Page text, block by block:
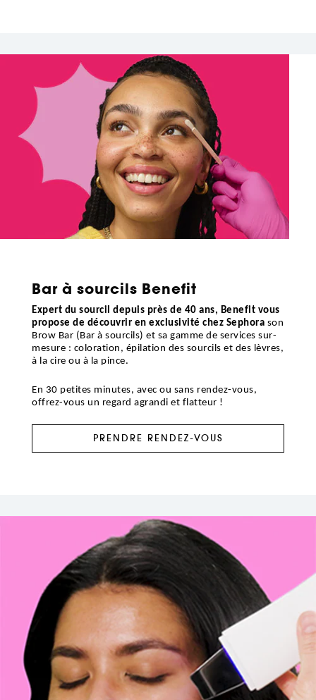
Bar à sourcils Benefit
Expert du sourcil depuis près de 40 ans, Benefit vous
propose de découvrir en exclusivité chez Sephora son
Brow Bar (Bar à sourcils) et sa gamme de services sur-
mesure : coloration, épilation des sourcils et des lèvres,
à la cire ou à la pince.
En 30 petites minutes, avec ou sans rendez-vous,
offrez-vous un regard agrandi et flatteur !
PRENDRE RENDEZ-VOUS